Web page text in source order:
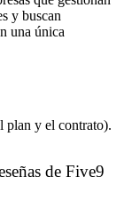
y buscan
una única
plan y el contrato).
de Five9